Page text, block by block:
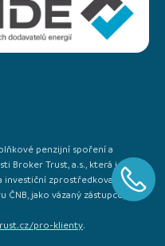
penzijní spoření a
Broker Trust, a.s., která je
investiční zprostředkovatel IČO:
ČNB, jako vázaný zástupce, a to
pro-klienty.